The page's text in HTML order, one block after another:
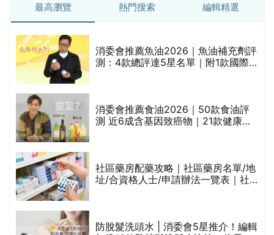
最高瀏覽 熱門搜索 編輯精選
消委會推薦魚油2026｜魚油補充劑評
測：4款總評達5星名單｜附1款國際
消委會推薦食油2026｜50款食油評
測 近6成含基因致癌物｜21款健康煮
社區藥房配藥攻略｜社區藥房名單/地
址/合資格人士/申請辦法一覽表｜社
防脫髮洗頭水 | 消委會5星推介！編輯